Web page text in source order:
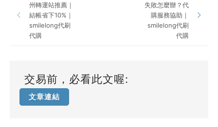
州轉運站推薦｜
結帳省下10%｜
smilelong代刷
代購
失敗怎麼辦？代
購服務協助｜
smilelong代刷
代購
交易前，必看此文喔:
文章連結